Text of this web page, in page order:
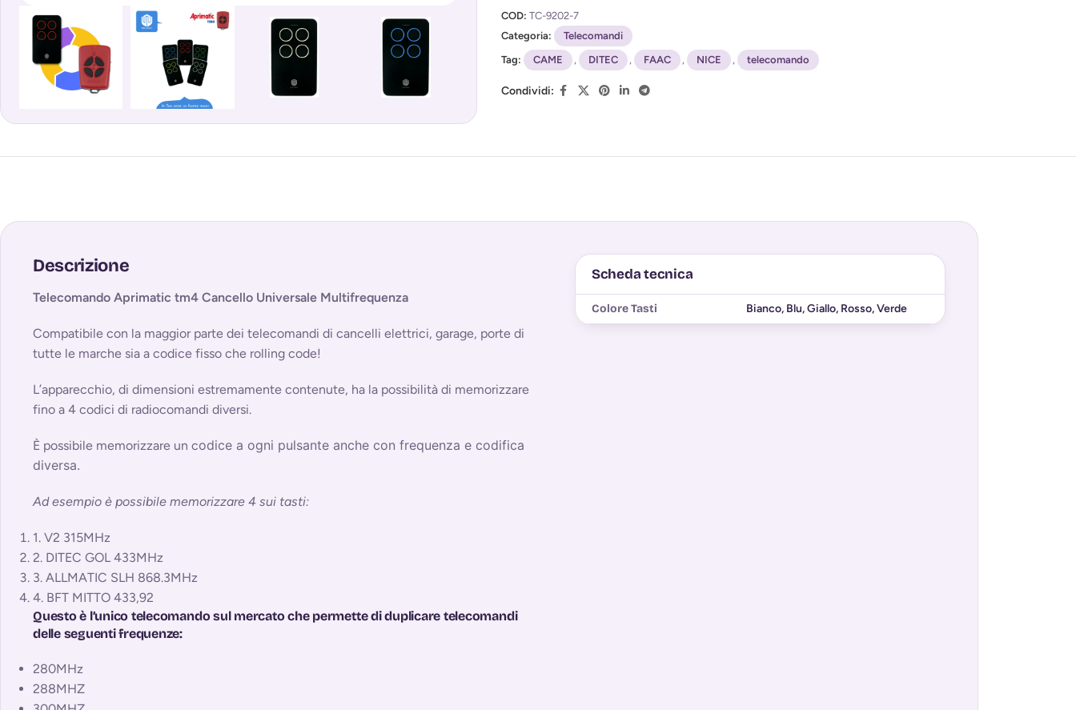
COD: TC-9202-7
Categoria:
Telecomandi
Tag:
CAME , DITEC , FAAC , NICE , telecomando
Condividi:
Descrizione
Telecomando Aprimatic tm4 Cancello Universale Multifrequenza
Compatibile con la maggior parte dei telecomandi di cancelli elettrici, garage, porte di
tutte le marche sia a codice fisso che rolling code!
L’apparecchio, di dimensioni estremamente contenute, ha la possibilità di memorizzare
fino a 4 codici di radiocomandi diversi.
È possibile memorizzare un codice a ogni pulsante anche con frequenza e codifica
diversa.
Ad esempio è possibile memorizzare 4 sui tasti:
1. V2 315MHz
2. DITEC GOL 433MHz
3. ALLMATIC SLH 868.3MHz
4. BFT MITTO 433,92
Questo è l’unico telecomando sul mercato che permette di duplicare telecomandi
delle seguenti frequenze:
280MHz
288MHZ
Scheda tecnica
Colore Tasti Bianco, Blu,Giallo, Rosso,Verde